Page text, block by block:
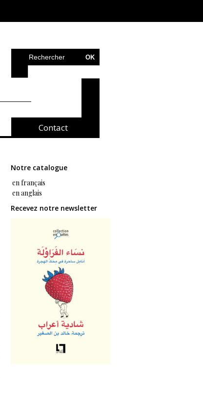
Contact
Notre catalogue
en français
en anglais
Recevez notre newsletter